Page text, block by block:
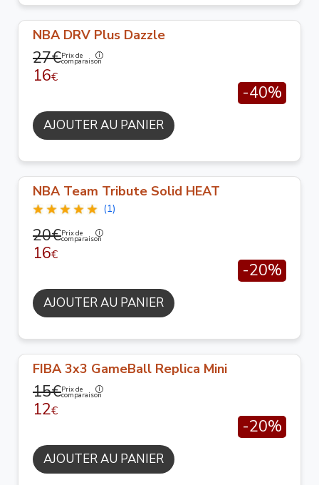
NBA DRV Plus Dazzle
27€Prix de
comparaison
16€
-40%
AJOUTER AU PANIER
NBA Team Tribute Solid HEAT
(1)
20€Prix de
comparaison
16€
-20%
AJOUTER AU PANIER
FIBA 3x3 GameBall Replica Mini
15€Prix de
comparaison
12€
-20%
AJOUTER AU PANIER